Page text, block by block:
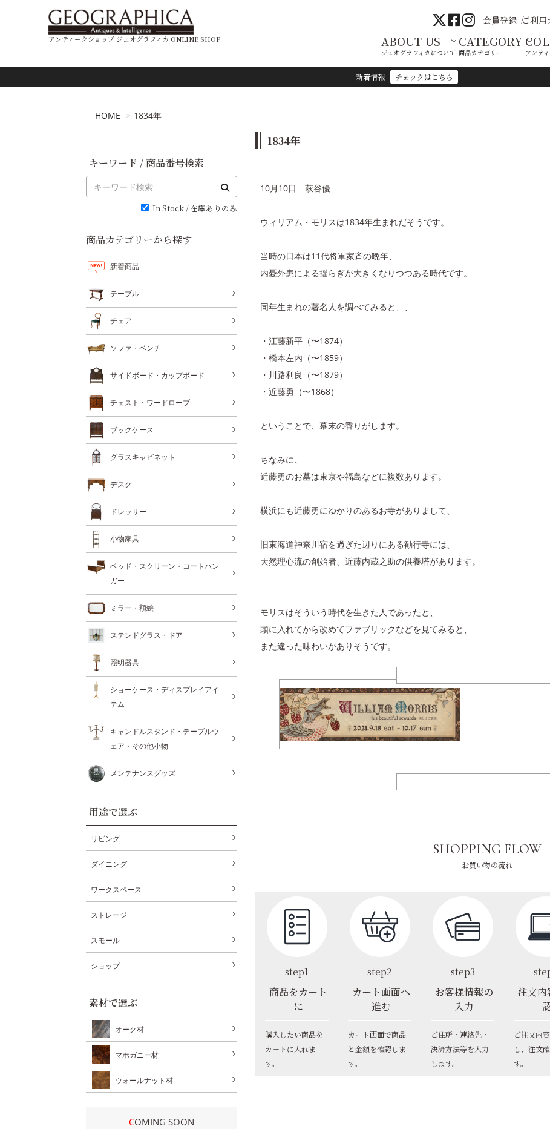
新着情報 チェックはこちら
アンティークショップ ジェオグラフィカ ONLINE SHOP
会員登録 ご利用
ABOUT US
ジェオグラフィカについて
CATEGORY
商品カテゴリー アンテ
HOME 1834年
1834年
10月10日 萩谷優
ウィリアム・モリスは1834年生まれだそうです。
当時の日本は11代将軍家斉の晩年、
内憂外患による揺らぎが大きくなりつつある時代です。
同年生まれの著名人を調べてみると、、
・江藤新平（〜1874）
・橋本左内（〜1859）
・川路利良（〜1879）
・近藤勇（〜1868）
ということで、幕末の香りがします。
ちなみに、
近藤勇のお墓は東京や福島などに複数あります。
横浜にも近藤勇にゆかりのあるお寺がありまして、
旧東海道神奈川宿を過ぎた辺りにある勧行寺には、
天然理心流の創始者、近藤内蔵之助の供養塔があります。
モリスはそういう時代を生きた人であったと、
頭に入れてから改めてファブリックなどを見てみると、
また違った味わいがありそうです。
SHOPPING FLOW
お買い物の流れ
step1
商品をカート
に
購入したい商品を
カートに入れま
す。
step2
カート画面へ
進む
カート画面で商品
と金額を確認しま
す。
step3
お客様情報の
入力
ご住所・連絡先・
決済方法等を入力
します。
注文内
ご注文内
し、注文
す。
キーワード / 商品番号検索
In Stock / 在庫ありのみ
商品カテゴリーから探す
新着商品
テーブル
チェア
ソファ・ベンチ
サイドボード・カップボード
チェスト・ワードローブ
ブックケース
グラスキャビネット
デスク
ドレッサー
小物家具
ベッド・スクリーン・コートハン
ガー
ミラー・額絵
ステンドグラス・ドア
照明器具
ショーケース・ディスプレイアイ
テム
キャンドルスタンド・テーブルウ
ェア・その他小物
メンテナンスグッズ
用途で選ぶ
リビング
ダイニング
ワークスペース
ストレージ
スモール
ショップ
素材で選ぶ
オーク材
マホガニー材
ウォールナット材
COMING SOON